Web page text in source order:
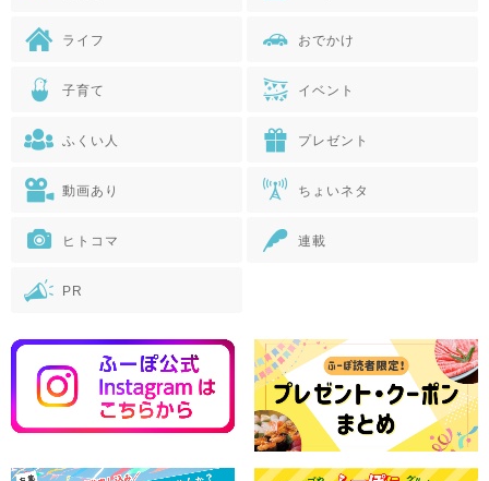
ライフ おでかけ
子育て イベント
ふくい人 プレゼント
動画あり ちょいネタ
ヒトコマ 連載
PR